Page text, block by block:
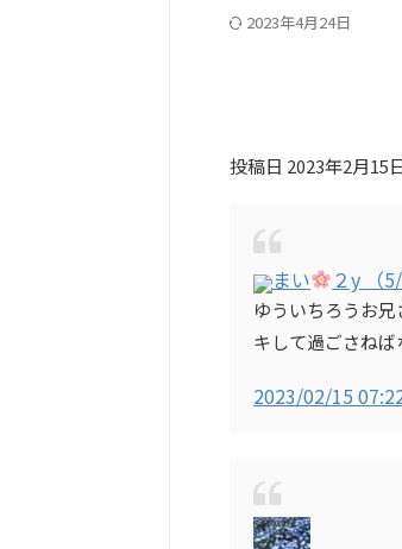
2023年4月24日
投稿日 2023年2月15
まい︎ ２y （
ゆういちろうお
キして過ごさね
2023/02/15